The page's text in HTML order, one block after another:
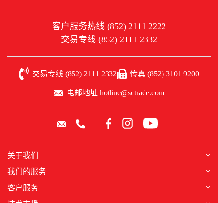
客户服务热线 (852) 2111 2222
交易专线 (852) 2111 2332
交易专线 (852) 2111 2332 传真 (852) 3101 9200
电邮地址 hotline@sctrade.com
关于我们
我们的服务
客户服务